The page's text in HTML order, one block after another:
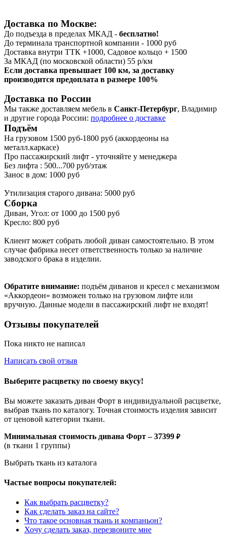
Доставка по Москве:
До подъезда в пределах МКАД - бесплатно!
До терминала транспортной компании - 1000 руб
Доставка внутри ТТК +1000, Садовое кольцо + 1500
За МКАД (по московской области) 55 р/км
Если доставка превышает 100 км, за доставку
производится предоплата в размере 100%
Доставка по России
Мы также доставляем мебель в Санкт-Петербург, Владимир
и другие города России: подробнее о доставке
Подъём
На грузовом 1500 руб-1800 руб (аккордеоны на
металл.каркасе)
Про пассажирский лифт - уточняйте у менеджера
Без лифта : 500...700 руб/этаж
Занос в дом: 1000 руб
Утилизация старого дивана: 5000 руб
Сборка
Диван, Угол: от 1000 до 1500 руб
Кресло: 800 руб
Клиент может собрать любой диван самостоятельно. В этом
случае фабрика несет ответственность только за наличие
заводского брака в изделии.
Обратите внимание: подъём диванов и кресел с механизмом
«Аккордеон» возможен только на грузовом лифте или
вручную. Данные модели в пассажирский лифт не входят!
Отзывы покупателей
Пока никто не написал
Написать свой отзыв
Выберите расцветку по своему вкусу!
Вы можете заказать диван Форт в индивидуальной расцветке,
выбрав ткань по каталогу. Точная стоимость изделия зависит
от ценовой категории ткани.
Минимальная стоимость дивана Форт – 37399 ₽
(в ткани 1 группы)
Выбрать ткань из каталога
Частые вопросы покупателей:
Как выбрать расцветку?
Как сделать заказ на сайте?
Что такое основная ткань и компаньон?
Хочу сделать заказ, перезвоните мне